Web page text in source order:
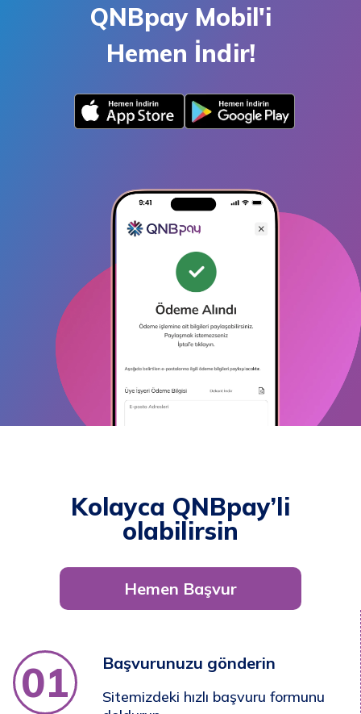
QNBpay Mobil'i
Hemen İndir!
Kolayca QNBpay’li
olabilirsin
Hemen Başvur
01 Başvurunuzu gönderin
Sitemizdeki hızlı başvuru formunu